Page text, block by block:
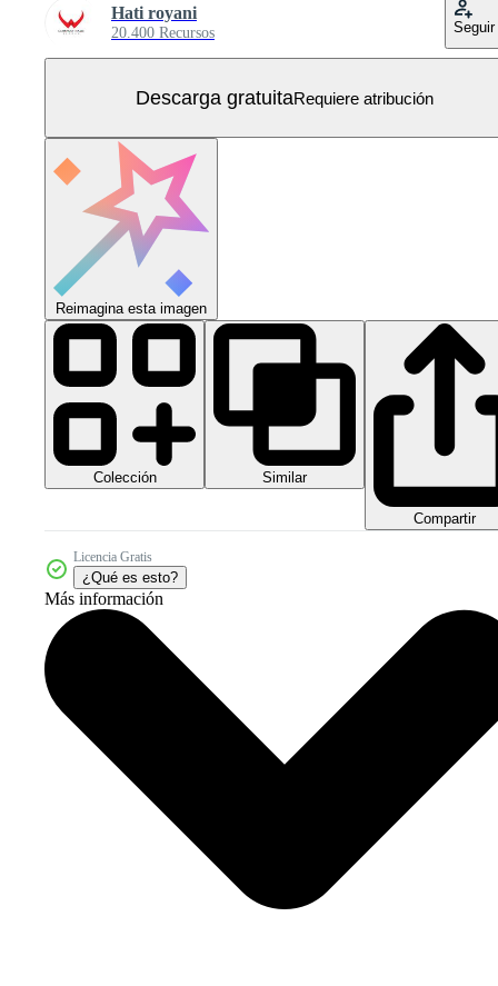
Hati royani
20.400 Recursos Seguir
Descarga gratuitaRequiere atribución
Reimagina esta imagen
Colección Similar
Compartir
Licencia Gratis
¿Qué es esto?
Más información